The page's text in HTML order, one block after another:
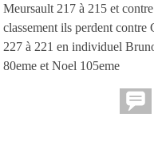
Meursault 217 à 215 et
classement ils perdent
227 à 221 en individuel
80eme et Noel 105eme